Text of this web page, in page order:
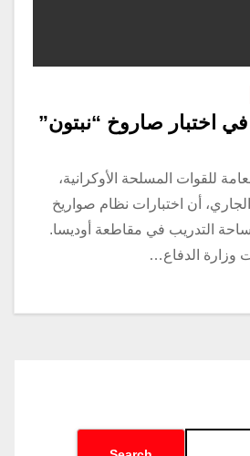
في اختبار صاروخ “نبتون”
للقوات المسلحة الأوكرانية،
الجاري، أن اختبارات نظام صواريخ
التدريب في مقاطعة أوديسا.
وزارة الدفاع…